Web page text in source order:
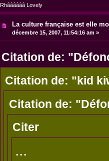
Rhââââââ Lovely
La culture française est elle
décembre 15, 2007, 11:54:16 am »
Citation de:
Citation de: "kid
Citation de:
Citer
...